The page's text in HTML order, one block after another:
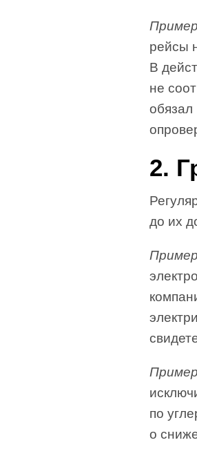
рейсы
В
не
обязал
2.
до их
по
о